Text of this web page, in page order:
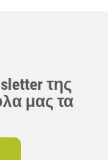
της
μας τα